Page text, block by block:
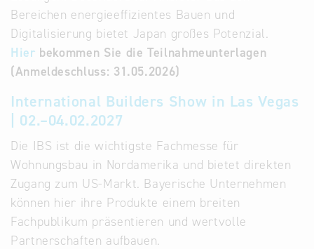
Bereichen energieeffizientes Bauen und
Digitalisierung bietet Japan großes Potenzial.
Hier bekommen Sie die Teilnahmeunterlagen
(Anmeldeschluss: 31.05.2026)
International Builders Show in Las Vegas
| 02.–04.02.2027
Die IBS ist die wichtigste Fachmesse für
Wohnungsbau in Nordamerika und bietet direkten
Zugang zum US-Markt. Bayerische Unternehmen
können hier ihre Produkte einem breiten
Fachpublikum präsentieren und wertvolle
Partnerschaften aufbauen.